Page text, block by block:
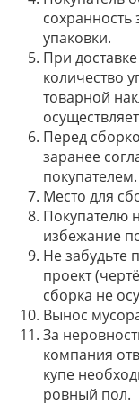
сохранность
упаковки.
При
количество
товарной
Перед
заранее
покупателем.
Место для
Покупателю
избежание
Не забудьте
проект
сборка не
Вынос
За
компания
купе
ровный пол.